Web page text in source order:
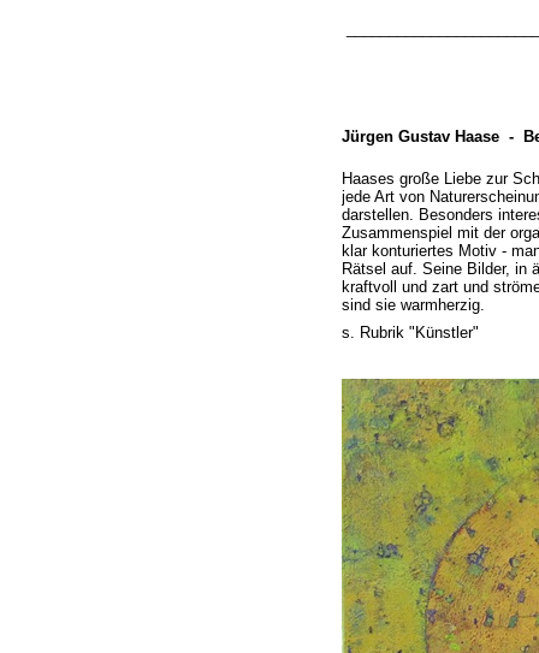
Jürgen Gustav Haase -
Haases große Liebe zur
jede Art von
darstellen. Besonders
Zusammenspiel mit der
klar konturiertes Motiv -
Rätsel auf. Seine Bilder, in
kraftvoll und zart und
sind sie warmherzig.
s. Rubrik "Künstler"